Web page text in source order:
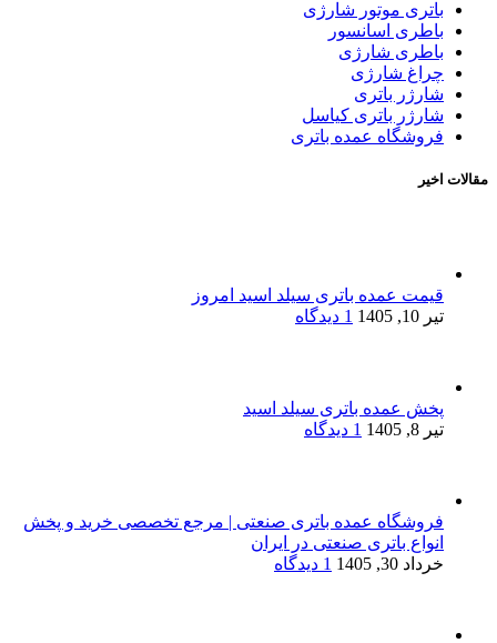
باتری موتور شارژی
باطری اسانسور
باطری شارژی
چراغ شارژی
شارژر باتری
شارژر باتری کیاسل
فروشگاه عمده باتری
مقالات اخیر
قیمت عمده باتری سیلد اسید امروز
تیر 10, 1405
1 دیدگاه
پخش عمده باتری سیلد اسید
تیر 8, 1405
1 دیدگاه
فروشگاه عمده باتری صنعتی | مرجع تخصصی خرید و پخش
انواع باتری صنعتی در ایران
خرداد 30, 1405
1 دیدگاه